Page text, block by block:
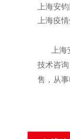
上海安
上海疫
上
技术咨
售，从